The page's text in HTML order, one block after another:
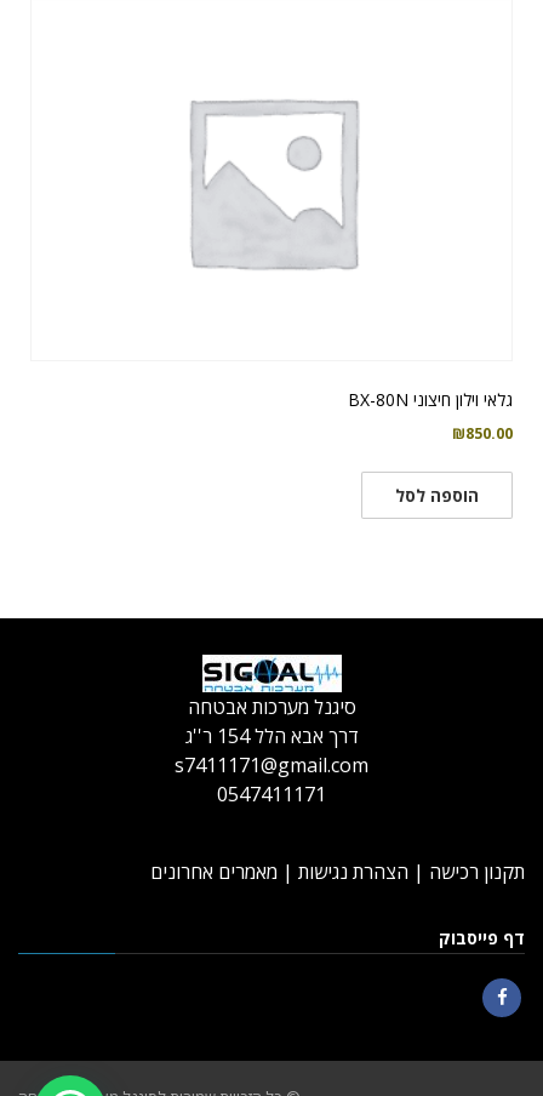
גלאי וילון חיצוני BX-80N
₪850.00
הוספה לסל
סיגנל מערכות אבטחה
דרך אבא הלל 154 ר''ג
s7411171@gmail.com
0547411171
תקנון רכישה | הצהרת נגישות | מאמרים אחרונים
דף פייסבוק